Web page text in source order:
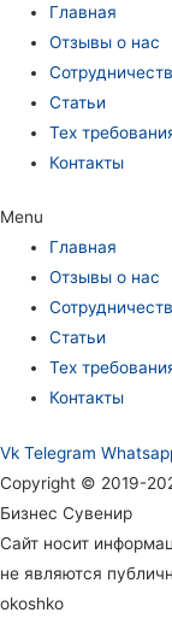
Главная
Отзывы о нас
Статьи
Тех
Контакты
Menu
Главная
Отзывы о нас
Статьи
Тех
Контакты
Vk Telegram
Copyright © 2019-
Бизнес Сувенир
Сайт носит
не являются
okoshko